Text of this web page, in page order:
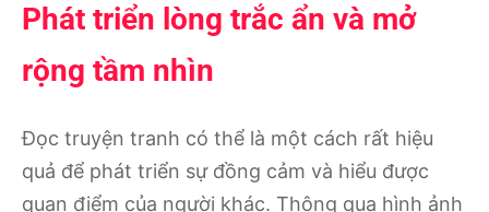
Phát triển lòng trắc ẩn và mở
rộng tầm nhìn
Đọc truyện tranh có thể là một cách rất hiệu
quả để phát triển sự đồng cảm và hiểu được
quan điểm của người khác. Thông qua hình ảnh